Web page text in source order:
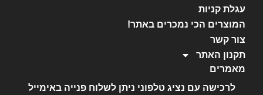
עגלת קניות
המוצרים הכי נמכרים באתר!
צור קשר
תקנון האתר
מאמרים
לרכישה עם נציג טלפוני ניתן לשלוח פנייה באימייל